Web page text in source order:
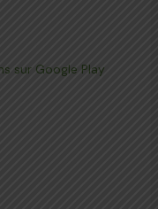
sur Google Play